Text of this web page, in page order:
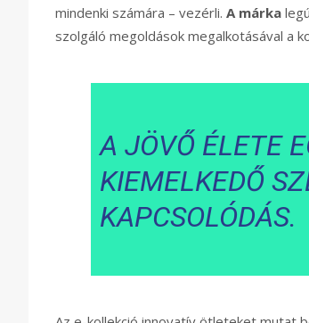
mindenki számára – vezérli. A márka
szolgáló megoldások megalkotásával a
A JÖVŐ ÉLETE
KIEMELKEDŐ
KAPCSOLÓDÁS.